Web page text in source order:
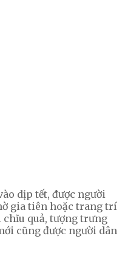
dịp tết, được người
gia tiên hoặc trang trí
chĩu quả, tượng trưng
cũng được người dân